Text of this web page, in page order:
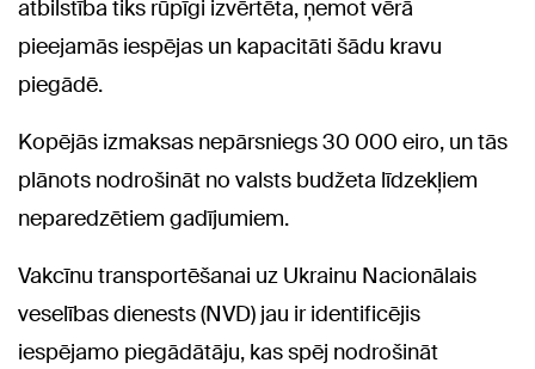
atbilstība tiks rūpīgi izvērtēta, ņemot vērā
pieejamās iespējas un kapacitāti šādu kravu
piegādē.
Kopējās izmaksas nepārsniegs 30 000 eiro, un tās
plānots nodrošināt no valsts budžeta līdzekļiem
neparedzētiem gadījumiem.
Vakcīnu transportēšanai uz Ukrainu Nacionālais
veselības dienests (NVD) jau ir identificējis
iespējamo piegādātāju, kas spēj nodrošināt